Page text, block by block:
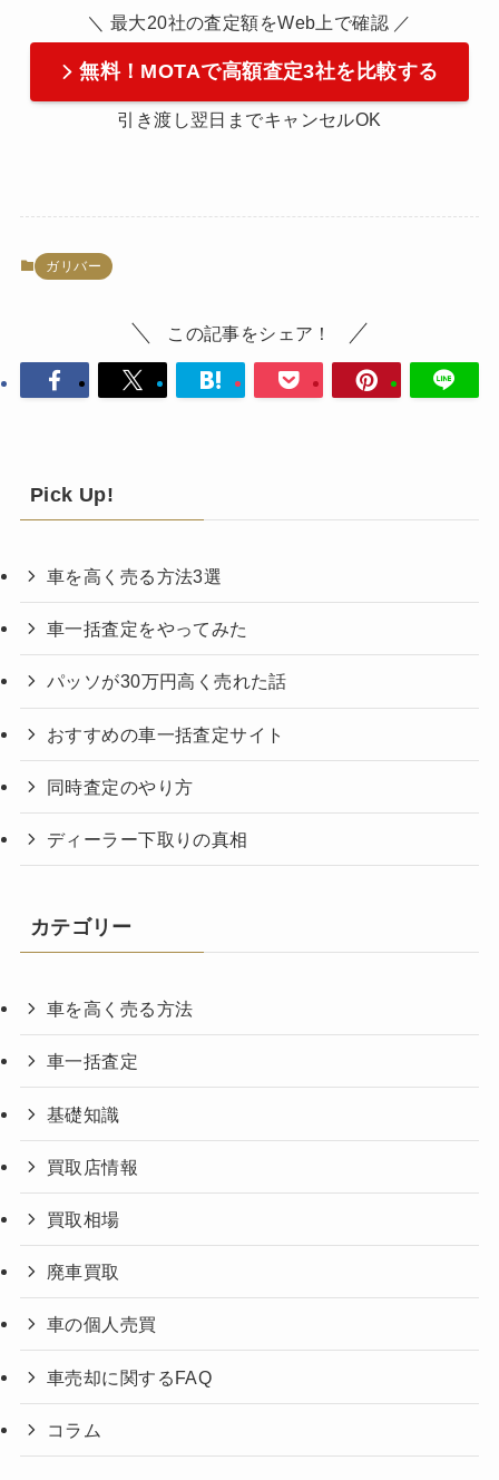
＼ 最大20社の査定額をWeb上で確認 ／
無料！MOTAで高額査定3社を比較する
引き渡し翌日までキャンセルOK
ガリバー
この記事をシェア！
Pick Up!
車を高く売る方法3選
車一括査定をやってみた
パッソが30万円高く売れた話
おすすめの車一括査定サイト
同時査定のやり方
ディーラー下取りの真相
カテゴリー
車を高く売る方法
車一括査定
基礎知識
買取店情報
買取相場
廃車買取
車の個人売買
車売却に関するFAQ
コラム